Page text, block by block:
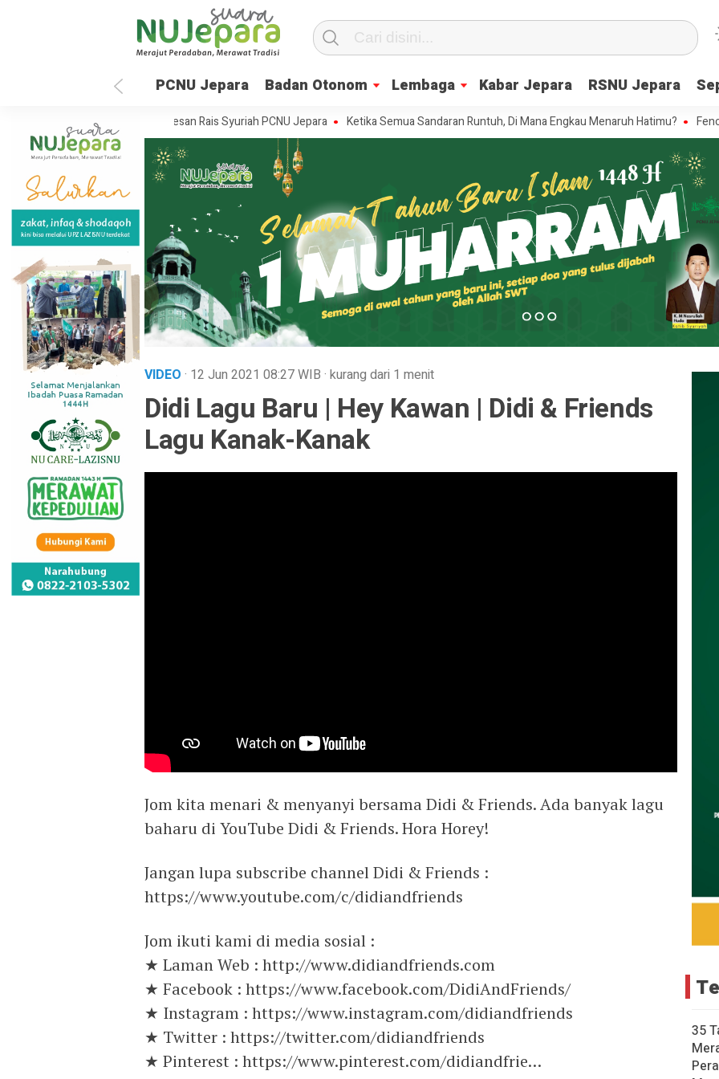
PCNU Jepara Badan Otonom Lembaga Kabar Jepara RSNU Jepara
Batealit yang Dilantik, Ini Pesan Rais Syuriah PCNU Jepara Ketika Semua Sandaran Runtuh, Di Mana Engkau Menaruh Hatimu? Fenomena
VIDEO · 12 Jun 2021 08:27WIB · kurang dari 1 menit
Didi Lagu Baru | Hey Kawan | Didi & Friends
Lagu Kanak-Kanak
Jom kita menari & menyanyi bersama Didi & Friends. Ada banyak lagu
baharu di YouTube Didi & Friends. Hora Horey!
Jangan lupa subscribe channel Didi & Friends :
https://www.youtube.com/c/didiandfriends
Jom ikuti kami di media sosial :
★ Laman Web : http://www.didiandfriends.com
★ Facebook : https://www.facebook.com/DidiAndFriends/
★ Instagram : https://www.instagram.com/didiandfriends
★ Twitter : https://twitter.com/didiandfriends
★ Pinterest : https://www.pinterest.com/didiandfrie…
35